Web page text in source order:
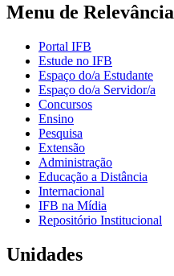
Menu de Relevância
Portal IFB
Estude no IFB
Espaço do/a Estudante
Espaço do/a Servidor/a
Concursos
Ensino
Pesquisa
Extensão
Administração
Educação a Distância
Internacional
IFB na Mídia
Repositório Institucional
Unidades